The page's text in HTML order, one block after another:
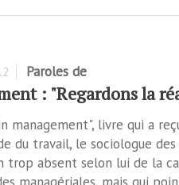
Paroles de
: "Regardons la
management", livre qui a
du travail, le sociologue
trop absent selon lui de la